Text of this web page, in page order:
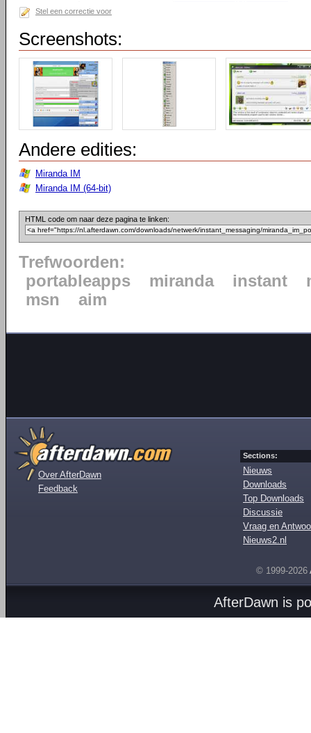
Stel een correctie voor
Screenshots:
Andere edities:
Miranda IM
Miranda IM (64-bit)
HTML code om naar deze pagina te linken:
Trefwoorden:
portableapps
miranda instant
msn
aim
Over AfterDawn
Feedback
Sections:
Nieuws
Downloads
Top Downloads
Discussie
Vraag en
Nieuws2.nl
© 1999-2026
AfterDawn is